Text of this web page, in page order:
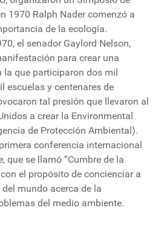
1970 Ralph Nader comenzó a
de la ecología.
el senador Gaylord Nelson,
para crear una
la que participaron dos mil
escuelas y centenares de
tal presión que llevaron al
a crear la Environmental
de Protección Ambiental).
conferencia internacional
que se llamó “Cumbre de la
el propósito de concienciar a
mundo acerca de la
del medio ambiente.